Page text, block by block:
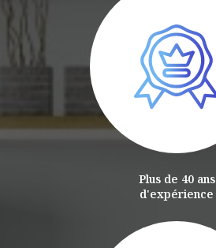
Plus de 40 ans
d'expérience